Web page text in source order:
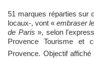
51 marques réparties sur quatre corners, -artisans et créateurs
locaux-, vont « embraser
de Paris », selon
Provence Tourisme et
Provence. Objectif affiché